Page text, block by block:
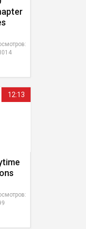
12:13